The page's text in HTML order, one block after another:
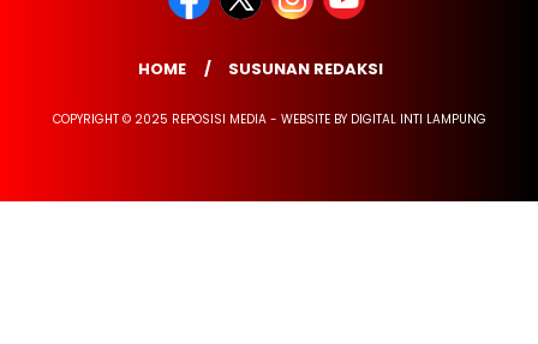
HOME SUSUNAN REDAKSI
COPYRIGHT © 2025 REPOSISI MEDIA - WEBSITE BY DIGITAL INTI LAMPUNG